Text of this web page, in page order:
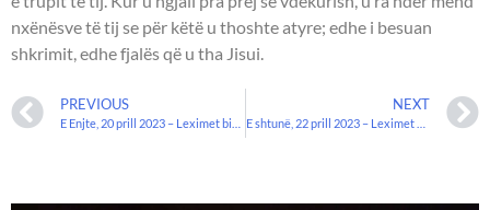
nxënësve të tij se për këtë u thoshte atyre; edhe i besuan
shkrimit, edhe fjalës që u tha Jisui.
PREVIOUS NEXT